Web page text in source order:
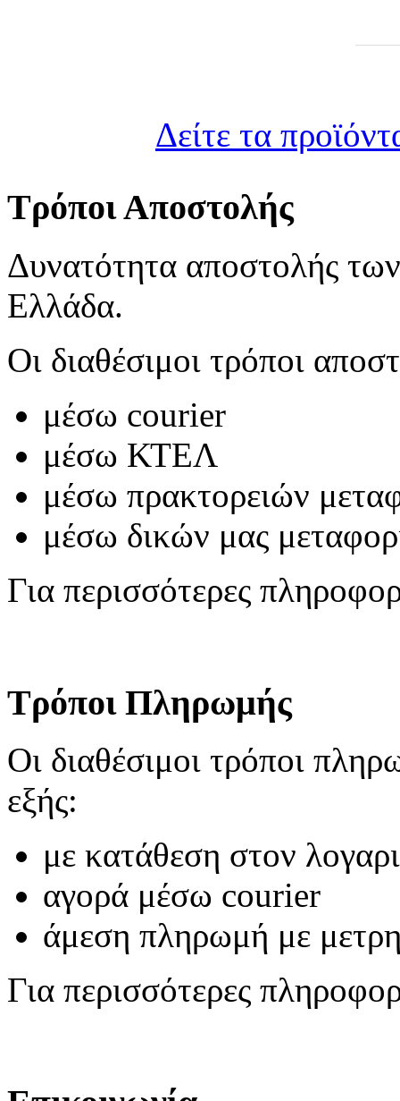
Δείτε τα
Τρόποι Αποστολής
Δυνατότητα αποστολής
Ελλάδα.
Οι διαθέσιμοι τρόποι
μέσω courier
μέσω ΚΤΕΛ
μέσω πρακτορειών
μέσω δικών μας
Για περισσότερες
Τρόποι Πληρωμής
Οι διαθέσιμοι τρόποι
εξής:
με κατάθεση στον
αγορά μέσω courier
άμεση πληρωμή με
Για περισσότερες